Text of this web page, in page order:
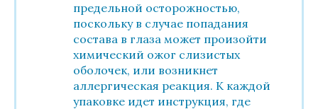
предельной осторожностью,
поскольку в случае попадания
состава в глаза может произойти
химический ожог слизистых
оболочек, или возникнет
аллергическая реакция. К каждой
упаковке идет инструкция, где